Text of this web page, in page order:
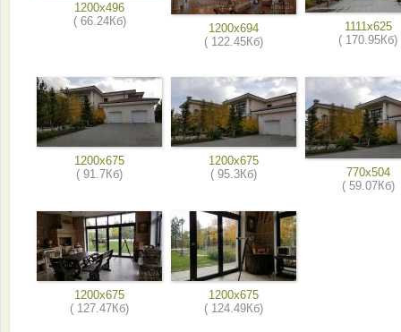
1200x496
( 66.24Кб)
1200x694
( 122.45Кб)
1111x625
( 170.95Кб)
1200x675
( 91.7Кб)
1200x675
( 95.3Кб)
770x504
( 59.07Кб)
1200x675
( 127.47Кб)
1200x675
( 124.49Кб)